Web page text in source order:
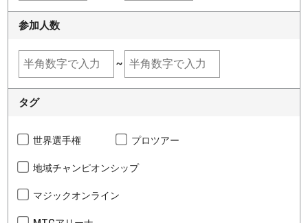
参加人数
~
タグ
世界選手権 プロツアー
地域チャンピオンシップ
マジックオンライン